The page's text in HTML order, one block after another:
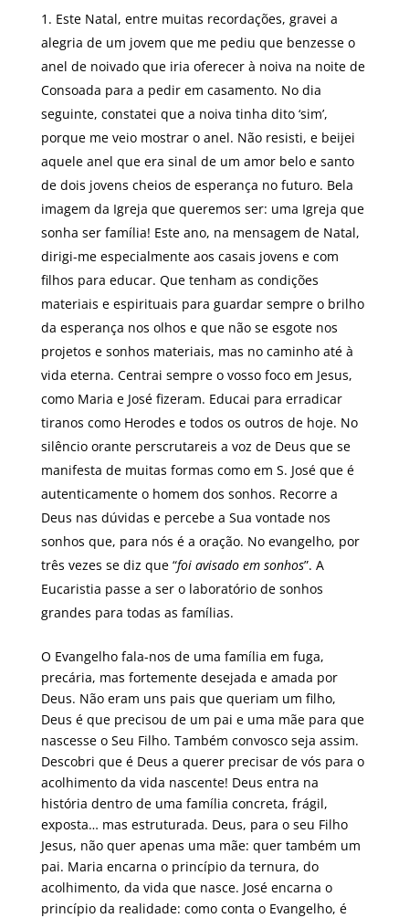
Este Natal, entre muitas recordações, gravei a
alegria de um jovem que me pediu que benzesse o
anel de noivado que iria oferecer à noiva na noite de
Consoada para a pedir em casamento. No dia
seguinte, constatei que a noiva tinha dito ‘sim’,
porque me veio mostrar o anel. Não resisti, e beijei
aquele anel que era sinal de um amor belo e santo
de dois jovens cheios de esperança no futuro. Bela
imagem da Igreja que queremos ser: uma Igreja que
sonha ser família! Este ano, na mensagem de Natal,
dirigi-me especialmente aos casais jovens e com
filhos para educar. Que tenham as condições
materiais e espirituais para guardar sempre o brilho
da esperança nos olhos e que não se esgote nos
projetos e sonhos materiais, mas no caminho até à
vida eterna. Centrai sempre o vosso foco em Jesus,
como Maria e José fizeram. Educai para erradicar
tiranos como Herodes e todos os outros de hoje. No
silêncio orante perscrutareis a voz de Deus que se
manifesta de muitas formas como em S. José que é
autenticamente o homem dos sonhos. Recorre a
Deus nas dúvidas e percebe a Sua vontade nos
sonhos que, para nós é a oração. No evangelho, por
três vezes se diz que “foi avisado em sonhos”. A
Eucaristia passe a ser o laboratório de sonhos
grandes para todas as famílias.
O Evangelho fala-nos de uma família em fuga,
precária, mas fortemente desejada e amada por
Deus. Não eram uns pais que queriam um filho,
Deus é que precisou de um pai e uma mãe para que
nascesse o Seu Filho. Também convosco seja assim.
Descobri que é Deus a querer precisar de vós para o
acolhimento da vida nascente! Deus entra na
história dentro de uma família concreta, frágil,
exposta… mas estruturada. Deus, para o seu Filho
Jesus, não quer apenas uma mãe: quer também um
pai. Maria encarna o princípio da ternura, do
acolhimento, da vida que nasce. José encarna o
princípio da realidade: como conta o Evangelho, é